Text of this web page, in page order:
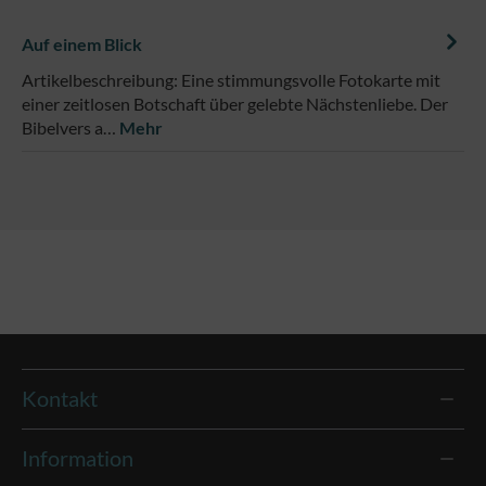
Auf einem Blick
Artikelbeschreibung: Eine stimmungsvolle Fotokarte mit
einer zeitlosen Botschaft über gelebte Nächstenliebe. Der
Bibelvers a… Mehr
Kontakt
Information